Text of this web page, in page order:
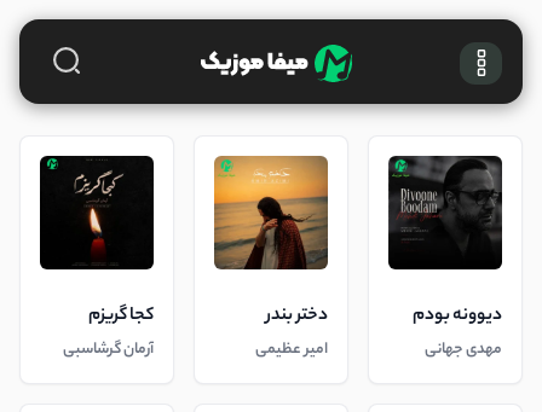
دیوونه بودم
مهدی جهانی
دختر بندر
امیر عظیمی
کجا گریزم
آرمان گرشاسبی